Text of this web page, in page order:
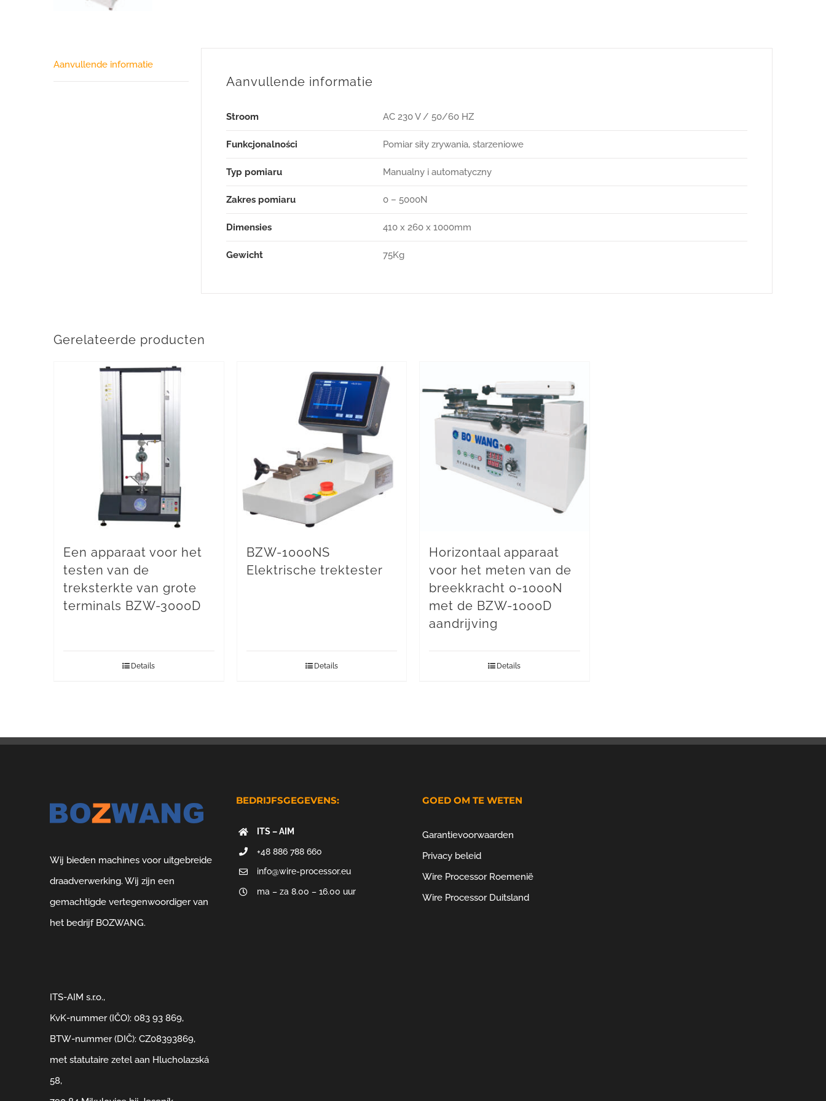
Aanvullende informatie
Aanvullende informatie
Stroom AC 230 V / 50/60 HZ
Funkcjonalności Pomiar siły zrywania, starzeniowe
Typ pomiaru Manualny i automatyczny
Zakres pomiaru 0 – 5000N
Dimensies 410 x 260 x 1000mm
Gewicht 75Kg
Gerelateerde producten
Een apparaat voor het
testen van de
treksterkte van grote
terminals BZW-3000D
Details
BZW-1000NS
Elektrische trektester
Details
Horizontaal apparaat
voor het meten van de
breekkracht 0-1000N
met de BZW-1000D
aandrijving
Details
Wij bieden machines voor uitgebreide
draadverwerking. Wij zijn een
gemachtigde vertegenwoordiger van
het bedrijf BOZWANG.
ITS-AIM s.r.o.,
KvK-nummer (IČO): 083 93 869,
BTW-nummer (DIČ): CZ08393869,
met statutaire zetel aan Hlucholazská
58,
BEDRIJFSGEGEVENS:
ITS – AIM
+48 886 788 660
info@wire-processor.eu
ma – za 8.00 – 16.00 uur
GOED OM TE WETEN
Garantievoorwaarden
Privacy beleid
Wire Processor Roemenië
Wire Processor Duitsland